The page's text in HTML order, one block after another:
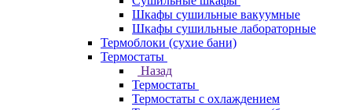
Шкафы сушильные вакуумные
Шкафы сушильные лабораторные
Термоблоки (сухие бани)
Термостаты
Назад
Термостаты
Термостаты с охлаждением